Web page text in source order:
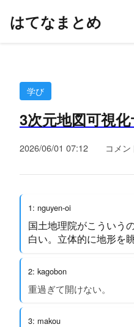
はてなまとめ
学び
3次元地図可視
2026/06/01 07:12 コメ
1: nguyen-oi
国土地理院がこういう
白い。立体的に地形を
2: kagobon
重過ぎて開けない。
3: makou